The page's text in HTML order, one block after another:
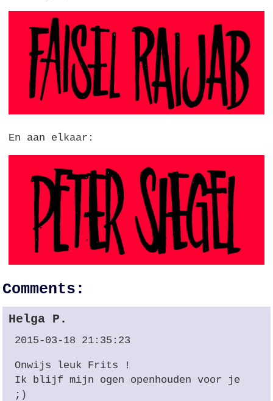
En aan elkaar:
Comments:
Helga P.
2015-03-18 21:35:23
Onwijs leuk Frits !
Ik blijf mijn ogen openhouden voor je
;)